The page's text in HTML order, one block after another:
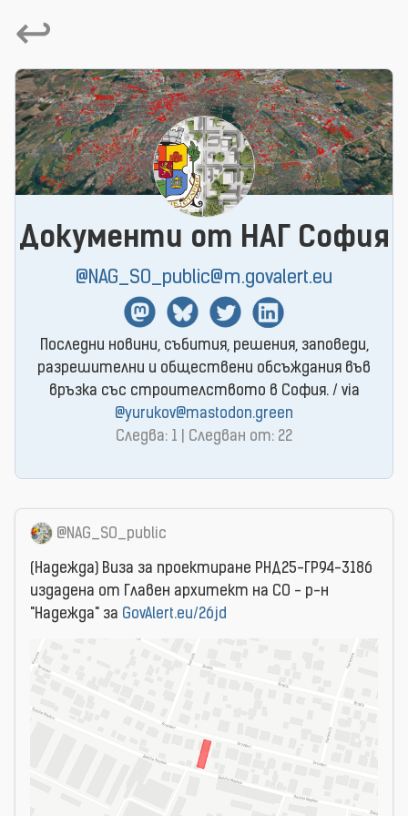
↩
Документи от НАГ София
@NAG_SO_public@m.govalert.eu
MastodonBlueSkyTwitterLinkedin
Последни новини, събития, решения, заповеди,
разрешителни и обществени обсъждания във
връзка със строителството в София. / via
@yurukov@mastodon.green
Следва: 1 | Следван от: 22
@NAG_SO_public
(Надежда) Виза за проектиране РНД25-ГР94-3186
издадена от Главен архитект на СО - р-н
"Надежда" за GovAlert.eu/26jd